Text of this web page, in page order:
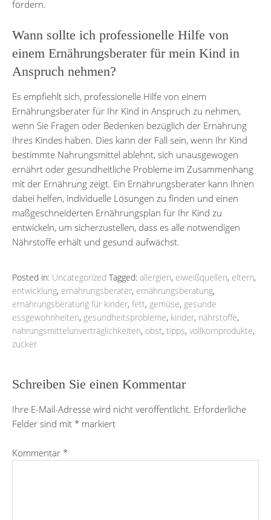
fördern.
Wann sollte ich professionelle Hilfe von
einem Ernährungsberater für mein Kind in
Anspruch nehmen?
Es empfiehlt sich, professionelle Hilfe von einem
Ernährungsberater für Ihr Kind in Anspruch zu nehmen,
wenn Sie Fragen oder Bedenken bezüglich der Ernährung
Ihres Kindes haben. Dies kann der Fall sein, wenn Ihr Kind
bestimmte Nahrungsmittel ablehnt, sich unausgewogen
ernährt oder gesundheitliche Probleme im Zusammenhang
mit der Ernährung zeigt. Ein Ernährungsberater kann Ihnen
dabei helfen, individuelle Lösungen zu finden und einen
maßgeschneiderten Ernährungsplan für Ihr Kind zu
entwickeln, um sicherzustellen, dass es alle notwendigen
Nährstoffe erhält und gesund aufwächst.
Posted in: Uncategorized Tagged: allergien, eiweißquellen, eltern,
entwicklung, ernährungsberater, ernährungsberatung,
ernährungsberatung für kinder, fett, gemüse, gesunde
essgewohnheiten, gesundheitsprobleme, kinder, nährstoffe,
nahrungsmittelunverträglichkeiten, obst, tipps, vollkornprodukte,
zucker
Schreiben Sie einen Kommentar
Ihre E-Mail-Adresse wird nicht veröffentlicht. Erforderliche
Felder sind mit * markiert
Kommentar *